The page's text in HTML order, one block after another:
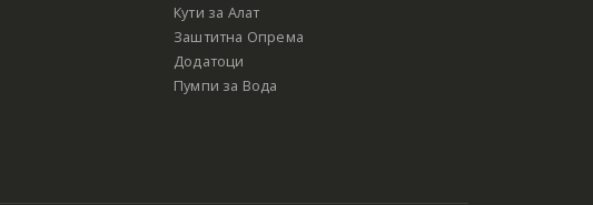
Кути за Алат
Заштитна Опрема
Додатоци
Пумпи за Вода